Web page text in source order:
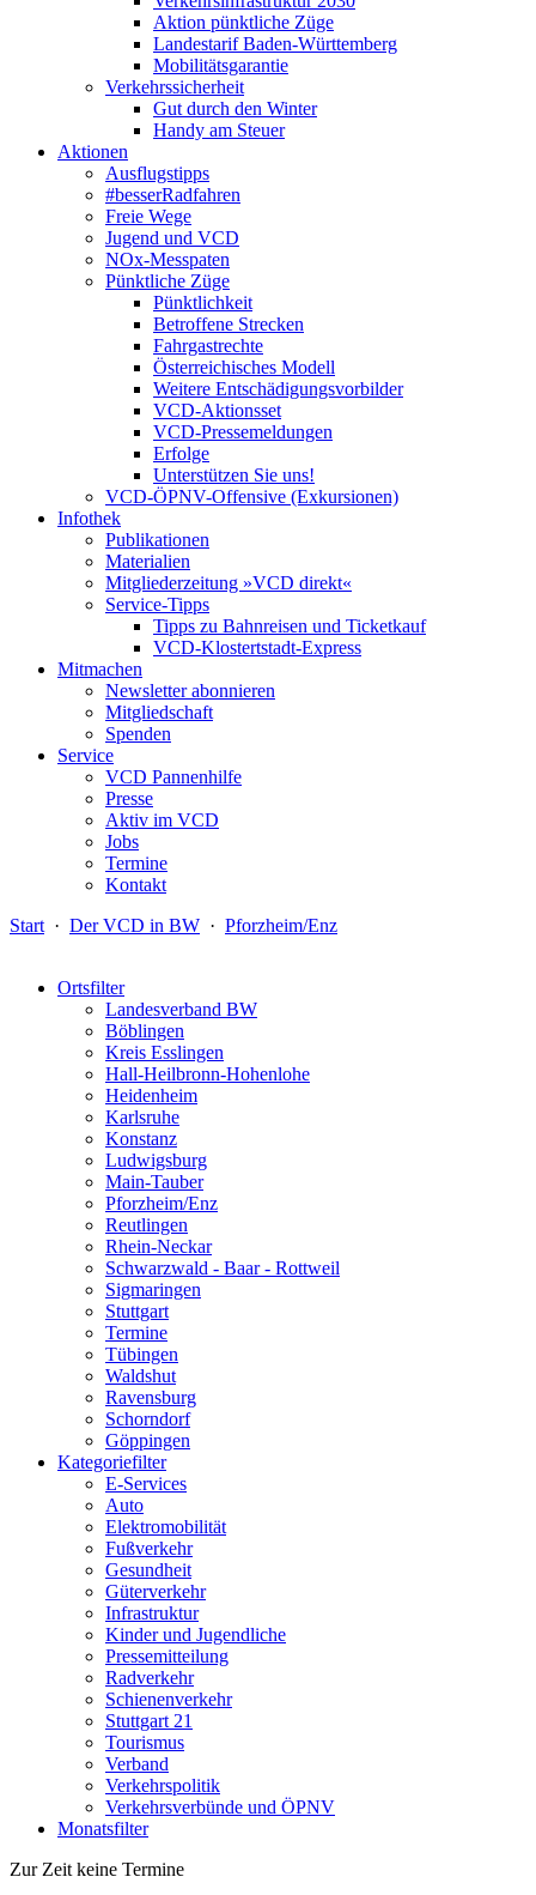
Aktion pünktliche Züge
Landestarif Baden-Württemberg
Mobilitätsgarantie
Verkehrssicherheit
Gut durch den Winter
Handy am Steuer
Aktionen
Ausflugstipps
#besserRadfahren
Freie Wege
Jugend und VCD
NOx-Messpaten
Pünktliche Züge
Pünktlichkeit
Betroffene Strecken
Fahrgastrechte
Österreichisches Modell
Weitere Entschädigungsvorbilder
VCD-Aktionsset
VCD-Pressemeldungen
Erfolge
Unterstützen Sie uns!
VCD-ÖPNV-Offensive (Exkursionen)
Infothek
Publikationen
Materialien
Mitgliederzeitung »VCD direkt«
Service-Tipps
Tipps zu Bahnreisen und Ticketkauf
VCD-Klostertstadt-Express
Mitmachen
Newsletter abonnieren
Mitgliedschaft
Spenden
Service
VCD Pannenhilfe
Presse
Aktiv im VCD
Jobs
Termine
Kontakt
Start · Der VCD in BW · Pforzheim/Enz
Ortsfilter
Landesverband BW
Böblingen
Kreis Esslingen
Hall-Heilbronn-Hohenlohe
Heidenheim
Karlsruhe
Konstanz
Ludwigsburg
Main-Tauber
Pforzheim/Enz
Reutlingen
Rhein-Neckar
Schwarzwald - Baar - Rottweil
Sigmaringen
Stuttgart
Termine
Tübingen
Waldshut
Ravensburg
Schorndorf
Göppingen
Kategoriefilter
E-Services
Auto
Elektromobilität
Fußverkehr
Gesundheit
Güterverkehr
Infrastruktur
Kinder und Jugendliche
Pressemitteilung
Radverkehr
Schienenverkehr
Stuttgart 21
Tourismus
Verband
Verkehrspolitik
Verkehrsverbünde und ÖPNV
Monatsfilter
Zur Zeit keine Termine